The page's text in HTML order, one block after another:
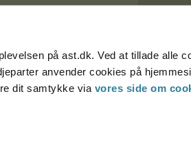
på ast.dk. Ved at tillade alle
anvender cookies på
dit samtykke via vores side om